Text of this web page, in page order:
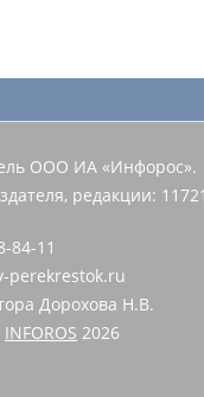
ООО ИА «Инфорос».
редакции:
84-11
perekrestok.ru
Дорохова Н.В.
INFOROS 2026